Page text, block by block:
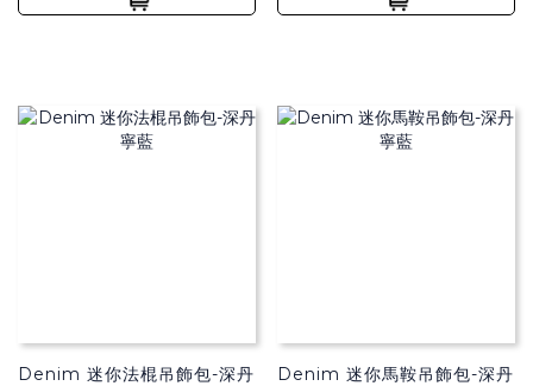
Denim 迷你法棍吊飾包-深丹
Denim 迷你馬鞍吊飾包-深丹